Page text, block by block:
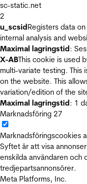
sc-static.net
2
u_scsidRegisters data
internal analysis and
Maximal lagringstid:
X-ABThis cookie is used
multi-variate testing. This
on the website. This
variation/edition of the
Maximal lagringstid: 1
Marknadsföring 27
Marknadsföringscookies
Syftet är att visa
enskilda användaren och
tredjepartsannonsörer.
Meta Platforms, Inc.